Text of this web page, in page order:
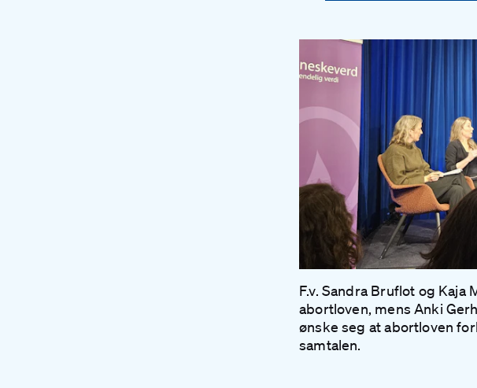
F.v. Sandra Bruflot og
abortloven, mens Anki
ønske seg at abortloven
samtalen.